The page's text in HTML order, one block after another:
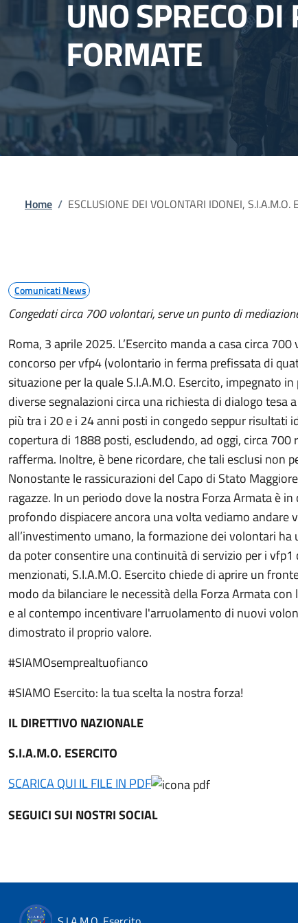
UNO SPRECO DI
FORMATE
Briciole di pane
Home / ESCLUSIONE DEI VOLONTARI IDONEI, S.I.A.M.O.
Comunicati News
Congedati circa 700 volontari, serve un punto di
Roma, 3 aprile 2025. L’Esercito manda a casa circa
concorso per vfp4 (volontario in ferma prefissata di
situazione per la quale S.I.A.M.O. Esercito, impegnato
diverse segnalazioni circa una richiesta di dialogo tesa
più tra i 20 e i 24 anni posti in congedo seppur
copertura di 1888 posti, escludendo, ad oggi, circa
rafferma. Inoltre, è bene ricordare, che tali esclusi non
Nonostante le rassicurazioni del Capo di Stato
ragazze. In un periodo dove la nostra Forza Armata è
profondo dispiacere ancora una volta vediamo
all’investimento umano, la formazione dei volontari
da poter consentire una continuità di servizio per i
menzionati, S.I.A.M.O. Esercito chiede di aprire un
modo da bilanciare le necessità della Forza Armata
e al contempo incentivare l'arruolamento di nuovi
dimostrato il proprio valore.
#SIAMOsemprealtuofianco
#SIAMO Esercito: la tua scelta la nostra forza!
IL DIRETTIVO NAZIONALE
S.I.A.M.O. ESERCITO
SCARICA QUI IL FILE IN PDF
SEGUICI SUI NOSTRI SOCIAL